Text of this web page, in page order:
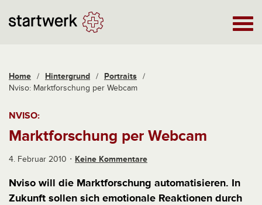
Home / Hintergrund / Portraits /
Nviso: Marktforschung per Webcam
NVISO:
Marktforschung per Webcam
4. Februar 2010 Keine Kommentare
Nviso will die Marktforschung automatisieren. In
Zukunft sollen sich emotionale Reaktionen durch